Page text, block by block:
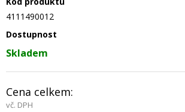
4111490012
Dostupnost
Skladem
Cena celkem:
vč. DPH